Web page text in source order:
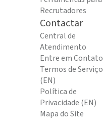
Recrutadores
Contactar
Central de
Atendimento
Entre em Contato
Termos de Serviço
(EN)
Política de
Privacidade (EN)
Mapa do Site